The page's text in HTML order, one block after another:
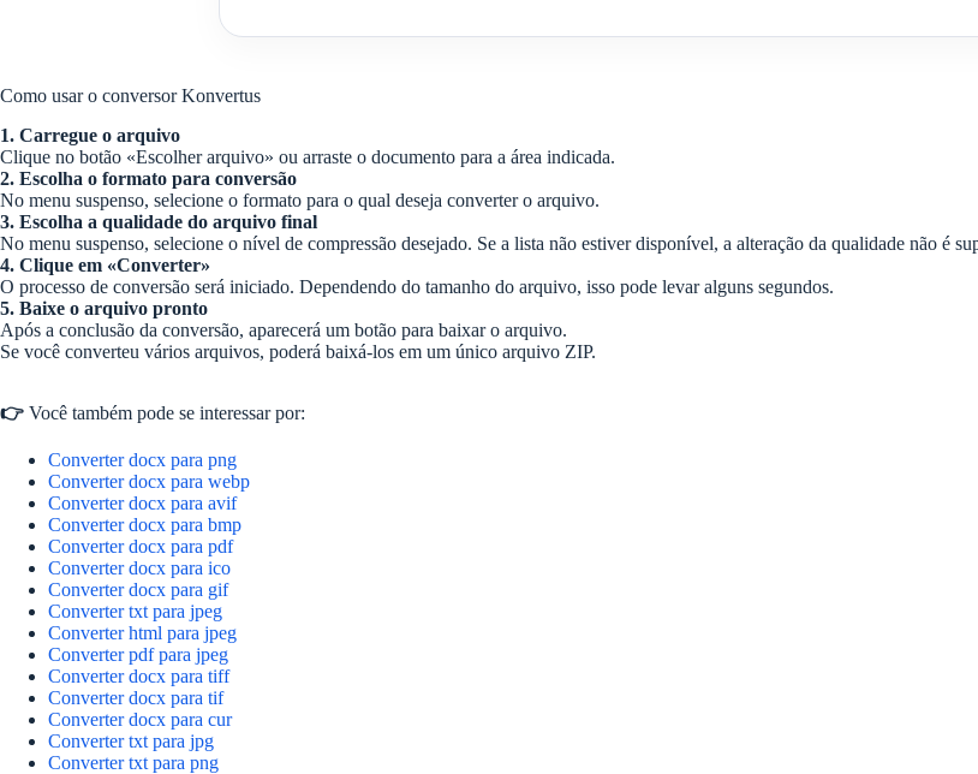
Como usar o conversor Konvertus
1. Carregue o arquivo
Clique no botão «Escolher arquivo» ou arraste o documento para a área indicada.
2. Escolha o formato para conversão
No menu suspenso, selecione o formato para o qual deseja converter o arquivo.
3. Escolha a qualidade do arquivo final
No menu suspenso, selecione o nível de compressão desejado. Se a lista não estiver disponível, a alteração da qualidade não é
4. Clique em «Converter»
O processo de conversão será iniciado. Dependendo do tamanho do arquivo, isso pode levar alguns segundos.
5. Baixe o arquivo pronto
Após a conclusão da conversão, aparecerá um botão para baixar o arquivo.
Se você converteu vários arquivos, poderá baixá-los em um único arquivo ZIP.
👉 Você também pode se interessar por:
Converter docx para png
Converter docx para webp
Converter docx para avif
Converter docx para bmp
Converter docx para pdf
Converter docx para ico
Converter docx para gif
Converter txt para jpeg
Converter html para jpeg
Converter pdf para jpeg
Converter docx para tiff
Converter docx para tif
Converter docx para cur
Converter txt para jpg
Converter txt para png